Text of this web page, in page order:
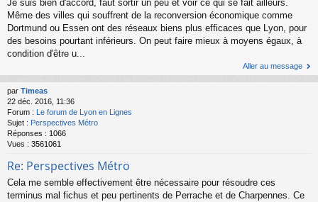
Je suis bien d'accord, faut sortir un peu et voir ce qui se fait ailleurs.
Même des villes qui souffrent de la reconversion économique comme
Dortmund ou Essen ont des réseaux biens plus efficaces que Lyon, pour
des besoins pourtant inférieurs. On peut faire mieux à moyens égaux, à
condition d'être u...
Aller au message
par Timeas
22 déc. 2016, 11:36
Forum : Le forum de Lyon en Lignes
Sujet : Perspectives Métro
Réponses : 1066
Vues : 3561061
Re: Perspectives Métro
Cela me semble effectivement être nécessaire pour résoudre ces
terminus mal fichus et peu pertinents de Perrache et de Charpennes. Ce